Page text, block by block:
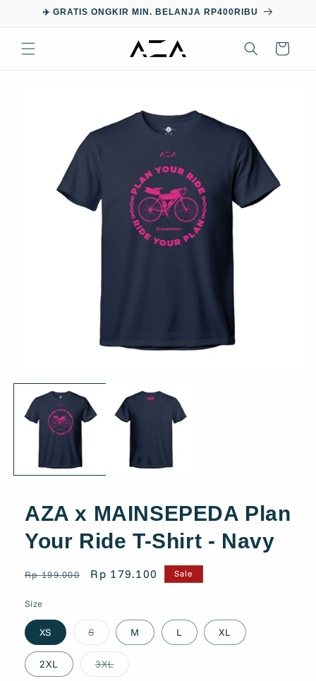
Skip to✈️ GRATIS ONGKIR MIN. BELANJA RP400RIBU
Cart
AZA x MAINSEPEDA Plan
Your Ride T-Shirt - Navy
Regular
Rp 199.000
Sale
Rp 179.100 Sale
Size
XS SVariant
sold
out
or
unavailable
M L XL
2XL 3XLVariant
sold